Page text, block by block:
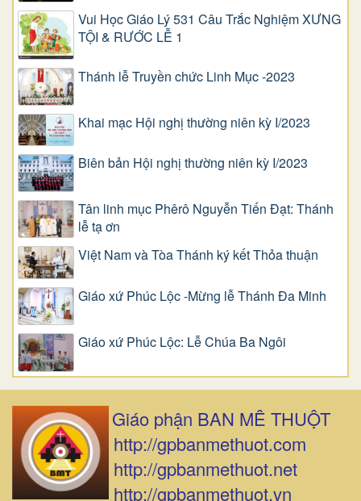
Vui Học Giáo Lý 531 Câu Trắc Nghiệm XƯNG
TỘI & RƯỚC LỄ 1
Thánh lễ Truyền chức Linh Mục -2023
Khai mạc Hội nghị thường niên kỳ I/2023
Biên bản Hội nghị thường niên kỳ I/2023
Tân linh mục Phêrô Nguyễn Tiến Đạt: Thánh
lễ tạ ơn
Việt Nam và Tòa Thánh ký kết Thỏa thuận
Giáo xứ Phúc Lộc -Mừng lễ Thánh Đa Minh
Giáo xứ Phúc Lộc: Lễ Chúa Ba Ngôi
Giáo phận BAN MÊ THUỘT
http://gpbanmethuot.com
http://gpbanmethuot.net
http://gpbanmethuot.vn